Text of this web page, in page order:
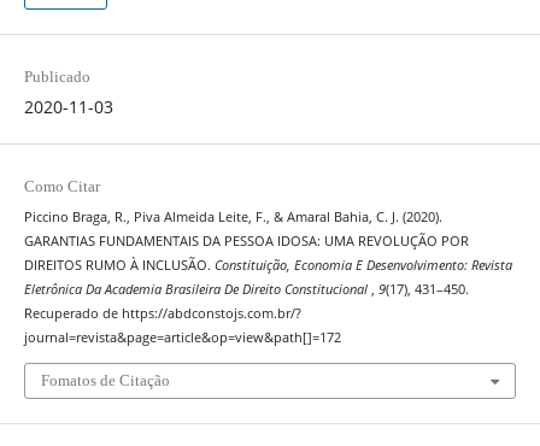
Publicado
2020-11-03
Como Citar
Piccino Braga, R., Piva Almeida Leite, F., & Amaral Bahia, C. J. (2020).
GARANTIAS FUNDAMENTAIS DA PESSOA IDOSA: UMA REVOLUÇÃO POR
DIREITOS RUMO À INCLUSÃO. Constituição, Economia E Desenvolvimento: Revista
Eletrônica Da Academia Brasileira De Direito Constitucional , 9(17), 431–450.
Recuperado de https://abdconstojs.com.br/?
journal=revista&page=article&op=view&path[]=172
Fomatos de Citação